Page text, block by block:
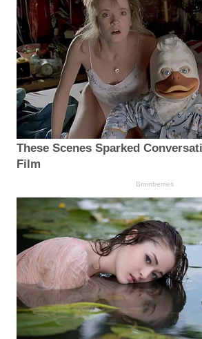
These Scenes Sparked
Film
Brainberries